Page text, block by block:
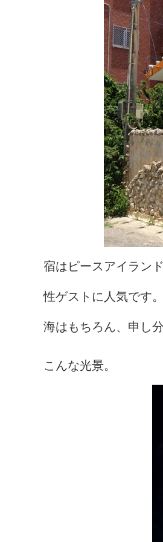
宿はピースアイラン
性ゲストに人気です。
海はもちろん、申し
こんな光景。